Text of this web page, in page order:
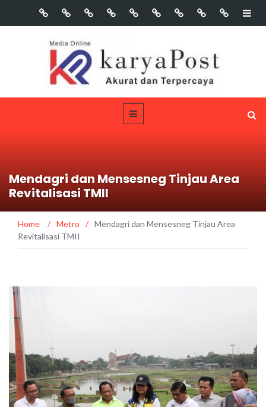
Mendagri dan Mensesneg Tinjau Area
Revitalisasi TMII
Home / Metro / Mendagri dan Mensesneg Tinjau Area
Revitalisasi TMII